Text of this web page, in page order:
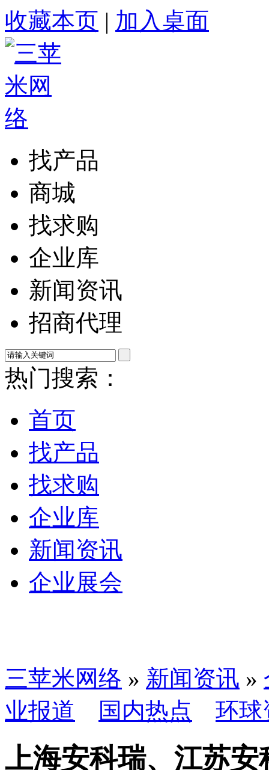
收藏本页 | 加入桌面
找产品
商城
找求购
企业库
新闻资讯
招商代理
热门搜索：
首页
找产品
找求购
企业库
新闻资讯
企业展会
三苹米网络 » 新闻资讯 »
业报道
国内热点 环球
上海安科瑞、江苏